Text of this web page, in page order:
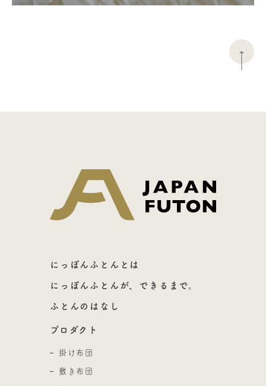
にっぽんふとんとは
にっぽんふとんが、できるまで。
ふとんのはなし
プロダクト
掛け布団
敷き布団